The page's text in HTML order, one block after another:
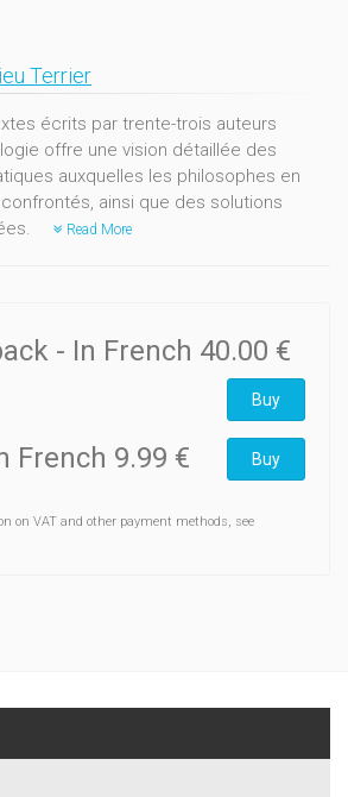
Terrier
écrits par trente-trois auteurs
offre une vision détaillée des
auxquelles les philosophes en
ainsi que des solutions
Read More
- In French 40.00 €
Buy
French 9.99 € Buy
on VAT and other payment methods, see